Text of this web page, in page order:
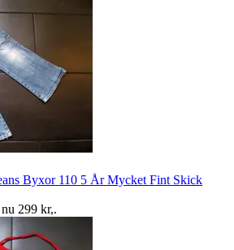
Byxor 110 5 År Mycket Fint Skick
299 kr,.